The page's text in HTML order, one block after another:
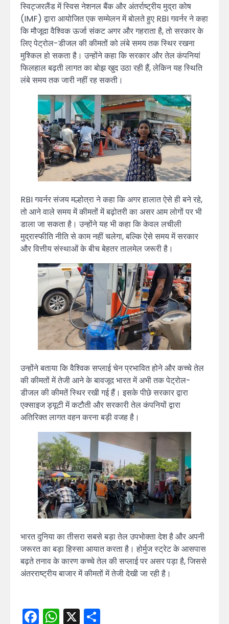
स्विट्जरलैंड में स्विस नेशनल बैंक और अंतर्राष्ट्रीय मुद्रा कोष
(IMF) द्वारा आयोजित एक सम्मेलन में बोलते हुए RBI गवर्नर ने कहा
कि मौजूदा वैश्विक ऊर्जा संकट अगर और गहराता है, तो सरकार के
लिए पेट्रोल-डीजल की कीमतों को लंबे समय तक स्थिर रखना
मुश्किल हो सकता है। उन्होंने कहा कि सरकार और तेल कंपनियां
फिलहाल बढ़ती लागत का बोझ खुद उठा रही हैं, लेकिन यह स्थिति
लंबे समय तक जारी नहीं रह सकती।
RBI गवर्नर संजय मल्होत्रा ने कहा कि अगर हालात ऐसे ही बने रहे,
तो आने वाले समय में कीमतों में बढ़ोतरी का असर आम लोगों पर भी
डाला जा सकता है। उन्होंने यह भी कहा कि केवल लचीली
मुद्रास्फीति नीति से काम नहीं चलेगा, बल्कि ऐसे समय में सरकार
और वित्तीय संस्थाओं के बीच बेहतर तालमेल जरूरी है।
उन्होंने बताया कि वैश्विक सप्लाई चेन प्रभावित होने और कच्चे तेल
की कीमतों में तेजी आने के बावजूद भारत में अभी तक पेट्रोल-
डीजल की कीमतें स्थिर रखी गई हैं। इसके पीछे सरकार द्वारा
एक्साइज ड्यूटी में कटौती और सरकारी तेल कंपनियों द्वारा
अतिरिक्त लागत वहन करना बड़ी वजह है।
भारत दुनिया का तीसरा सबसे बड़ा तेल उपभोक्ता देश है और अपनी
जरूरत का बड़ा हिस्सा आयात करता है। होर्मुज स्ट्रेट के आसपास
बढ़ते तनाव के कारण कच्चे तेल की सप्लाई पर असर पड़ा है, जिससे
अंतरराष्ट्रीय बाजार में कीमतों में तेजी देखी जा रही है।
Facebook
WhatsApp
X